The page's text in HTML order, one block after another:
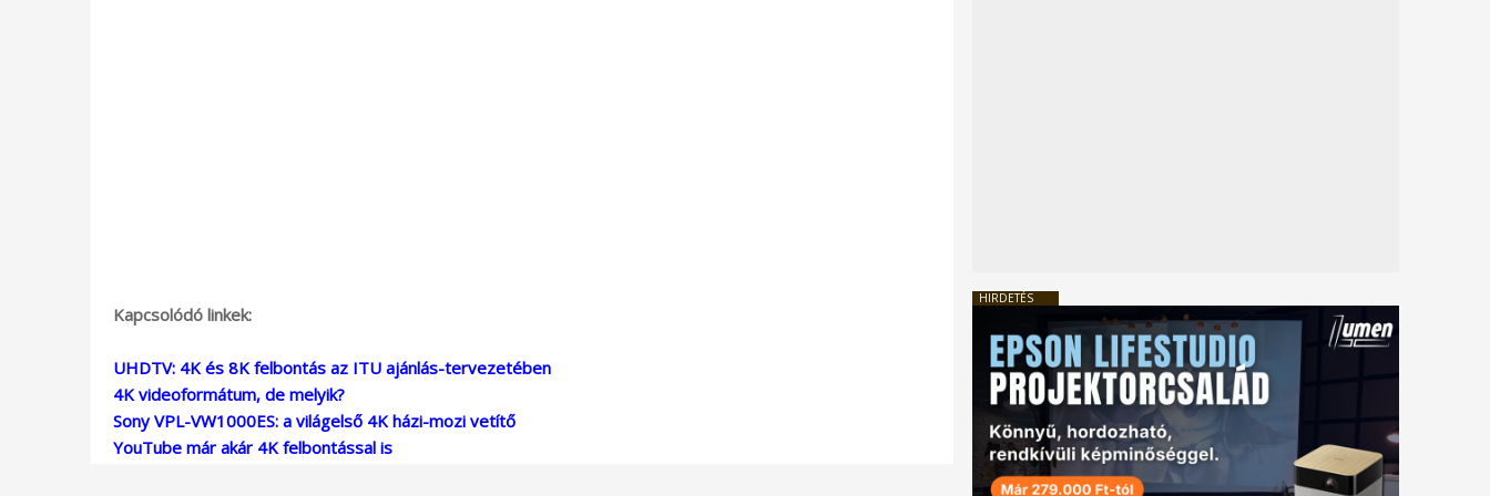
Kapcsolódó linkek:
UHDTV: 4K és 8K felbontás az ITU ajánlás-tervezetében
4K videoformátum, de melyik?
Sony VPL-VW1000ES: a világelső 4K házi-mozi vetítő
YouTube már akár 4K felbontással is
HIRDETÉS